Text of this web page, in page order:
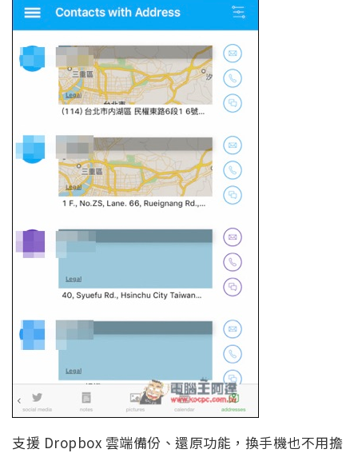
支援 Dropbox 雲端備份、還原功能，換手機也不用擔